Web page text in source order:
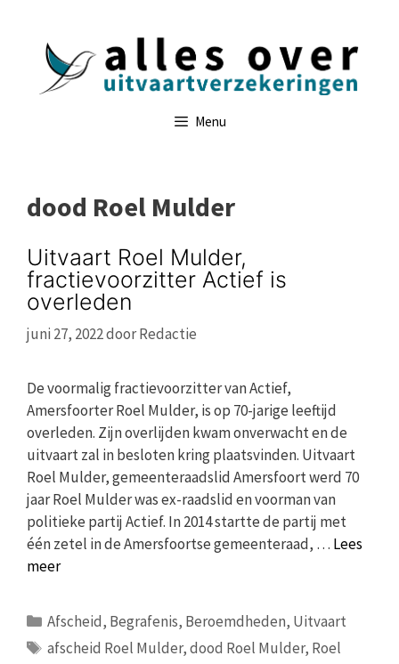
Menu
dood Roel Mulder
Uitvaart Roel Mulder,
fractievoorzitter Actief is
overleden
juni 27, 2022doorRedactie
De voormalig fractievoorzitter van Actief,
Amersfoorter Roel Mulder, is op 70-jarige leeftijd
overleden. Zijn overlijden kwam onverwacht en de
uitvaart zal in besloten kring plaatsvinden. Uitvaart
Roel Mulder, gemeenteraadslid Amersfoort werd 70
jaar Roel Mulder was ex-raadslid en voorman van
politieke partij Actief. In 2014 startte de partij met
één zetel in de Amersfoortse gemeenteraad, … Lees
meer
Categorieën
Afscheid, Begrafenis, Beroemdheden, Uitvaart
Tags
afscheid Roel Mulder,dood Roel Mulder, Roel